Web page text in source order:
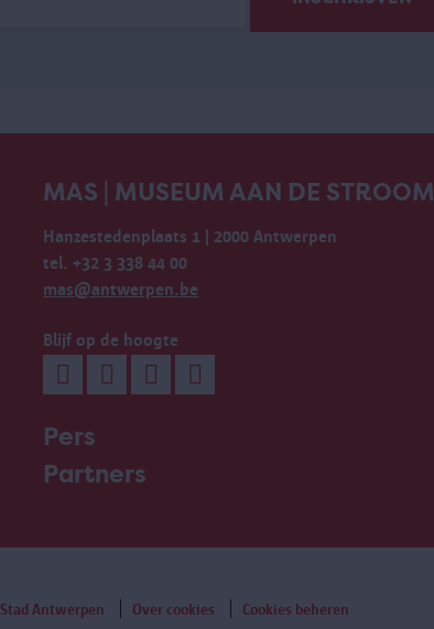
MAS | MUSEUM AAN DE STROOM
Hanzestedenplaats 1 | 2000 Antwerpen
tel. +32 3 338 44 00
mas@antwerpen.be
Blijf op de hoogte
Pers
Partners
Stad Antwerpen Over cookies Cookies beheren